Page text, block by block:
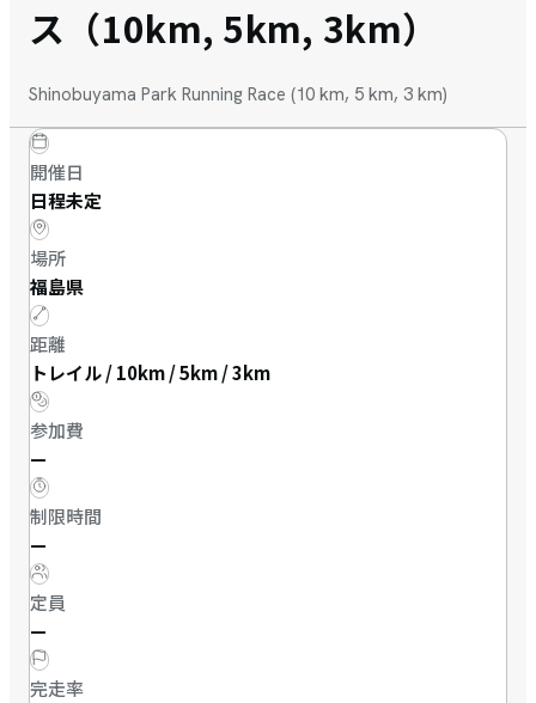
ス（10km, 5km, 3km）
Shinobuyama Park Running Race (10 km, 5 km, 3 km)
開催日
日程未定
場所
福島県
距離
トレイル / 10km / 5km / 3km
参加費
—
制限時間
—
定員
—
完走率